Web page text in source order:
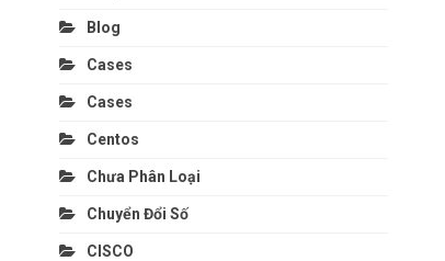
Blog
Cases
Cases
Centos
Chưa Phân Loại
Chuyển Đổi Số
CISCO